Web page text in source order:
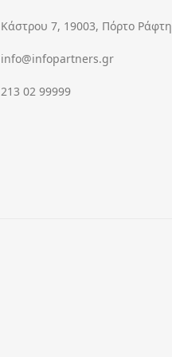
Κάστρου 7, 19003, Πόρτο Ράφτη
info@infopartners.gr
213 02 99999